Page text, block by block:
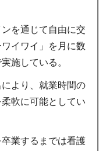
を通じて自由に交
イワイ」を月に数
施している。
より、就業時間の
軟に可能としてい
業するまでは看護